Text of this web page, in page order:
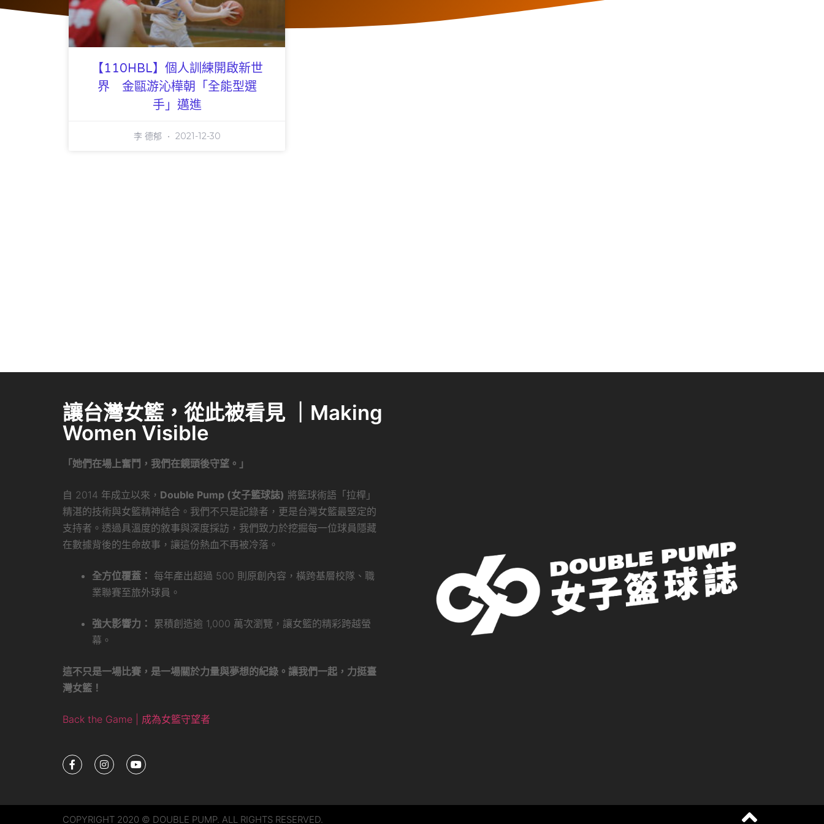
【110HBL】個人訓練開啟新世
界 金甌游沁樺朝「全能型選
手」邁進
李 德郁 2021-12-30
讓台灣女籃，從此被看見 ｜Making
Women Visible
「她們在場上奮鬥，我們在鏡頭後守望。」
自 2014 年成立以來， Double Pump (女子籃球誌) 將籃球術語「拉桿」
精湛的技術與女籃精神結合。我們不只是記錄者，更是台灣女籃最堅定的
支持者。透過具溫度的敘事與深度採訪，我們致力於挖掘每一位球員隱藏
在數據背後的生命故事，讓這份熱血不再被冷落。
全方位覆蓋： 每年產出超過 500 則原創內容，橫跨基層校隊、職
業聯賽至旅外球員。
強大影響力：
累積創造逾 1,000 萬次瀏覽，讓女籃的精彩跨越螢
幕。
這不只是一場比賽，是一場關於力量與夢想的紀錄。讓我們一起，力挺臺
灣女籃！
Back the Game | 成為女籃守望者
COPYRIGHT 2020 © DOUBLE PUMP. ALL RIGHTS RESERVED.